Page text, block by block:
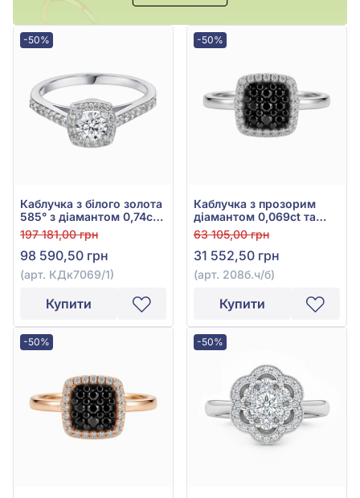
-50%
Каблучка з білого золота
585° з діамантом 0,74ct,
арт. КДк7069/1
197 181,00 грн
98 590,50 грн
(арт. КДк7069/1)
Купити
-50%
Каблучка з прозорим
діамантом 0,069ct та
чорним діамантом
0,117ct із білого золота
585°, арт. 208б.ч/б
63 105,00 грн
31 552,50 грн
(арт. 208б.ч/б)
Купити
-50% -50%